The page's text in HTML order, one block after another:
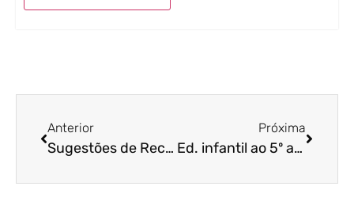
Anterior
Sugestões de Recursos para Auxiliar Professores no Trabalho com Alunos com TEA
Próxima
Ed. infantil ao 5º ano – Orientações para Pais e Professores de Alunos com Autismo nível 1 de suporte (Síndrome de Asperger)